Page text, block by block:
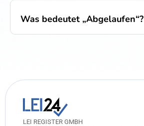
Was bedeutet „Abgelaufen“?
LEI REGISTER GMBH